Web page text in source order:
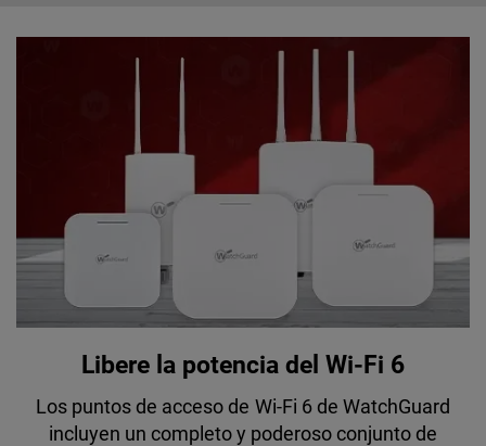
Libere la potencia del Wi-Fi 6
Los puntos de acceso de Wi-Fi 6 de WatchGuard
incluyen un completo y poderoso conjunto de